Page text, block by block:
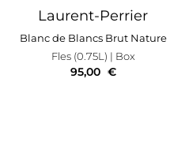
Laurent-Perrier
Blanc de Blancs Brut Nature
Fles (0.75L) | Box
95,00 €